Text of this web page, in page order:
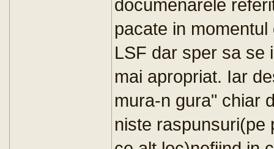
documenarele
pacate in
LSF dar sper sa se
mai apropriat. Iar
mura-n gura" chiar
niste raspunsuri(pe